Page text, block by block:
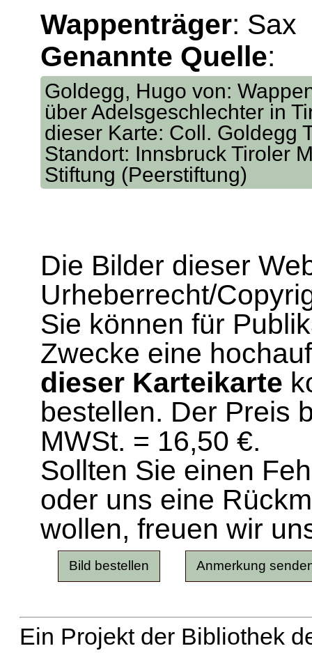
Wappenträger: Sax
Genannte Quelle:
Goldegg, Hugo von:
über Adelsgeschlechter in
dieser Karte: Coll. Goldegg
Standort: Innsbruck Tiroler
Stiftung (Peerstiftung)
Die Bilder dieser
Urheberrecht/
Sie können für
Zwecke eine
dieser Karteikarte
bestellen. Der Preis
MWSt. = 16,50 €.
Sollten Sie einen
oder uns eine
wollen, freuen wir
Ein Projekt der Bibliothek